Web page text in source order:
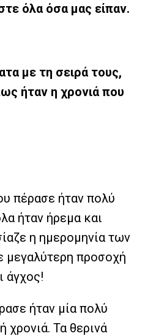
όλα όσα μας είπαν.
με τη σειρά τους,
ήταν η χρονιά που
πέρασε ήταν πολύ
ήταν ήρεμα και
η ημερομηνία των
μεγαλύτερη προσοχή
άγχος!
ήταν μία πολύ
χρονιά. Τα θερινά